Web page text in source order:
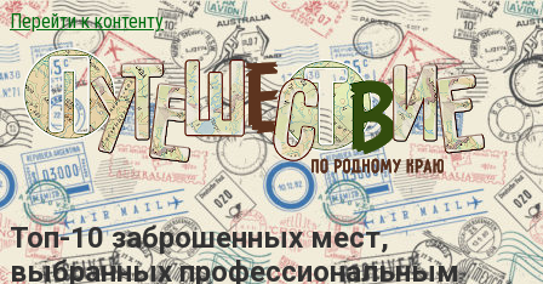
Перейти к контенту
Топ-10 заброшенных мест,
выбранных профессиональным